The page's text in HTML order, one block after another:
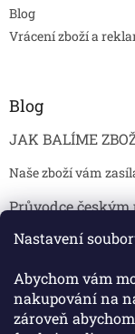
Nastavení
Abychom vám
nakupování na
zároveň
Blog
Vrácení zboží a
Blog
JAK BALÍME
Naše zboží vám
Průvodce
Jak skladovat
Broušené sklenice